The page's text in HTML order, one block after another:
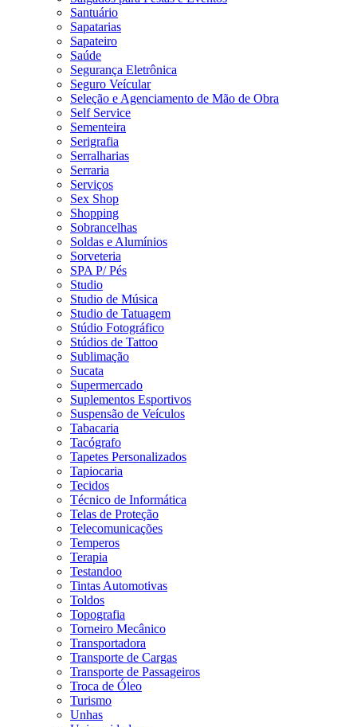
Santuário
Sapatarias
Sapateiro
Saúde
Segurança Eletrônica
Seguro Veícular
Seleção e Agenciamento de Mão de Obra
Self Service
Sementeira
Serigrafia
Serralharias
Serraria
Serviços
Sex Shop
Shopping
Sobrancelhas
Soldas e Alumínios
Sorveteria
SPA P/ Pés
Studio
Studio de Música
Studio de Tatuagem
Stúdio Fotográfico
Stúdios de Tattoo
Sublimação
Sucata
Supermercado
Suplementos Esportivos
Suspensão de Veículos
Tabacaria
Tacógrafo
Tapetes Personalizados
Tapiocaria
Tecidos
Técnico de Informática
Telas de Proteção
Telecomunicações
Temperos
Terapia
Testandoo
Tintas Automotivas
Toldos
Topografia
Torneiro Mecânico
Transportadora
Transporte de Cargas
Transporte de Passageiros
Troca de Óleo
Turismo
Unhas